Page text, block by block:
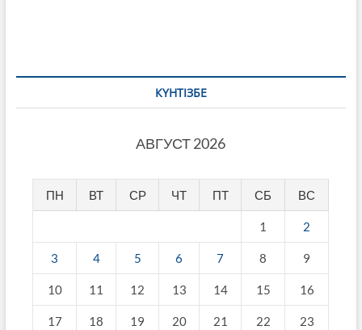
КҮНТІЗБЕ
АВГУСТ 2026
ПН ВТ СР ЧТ ПТ СБ ВС
1 2
3 4 5 6 7 8 9
10 11 12 13 14 15 16
17 18 19 20 21 22 23